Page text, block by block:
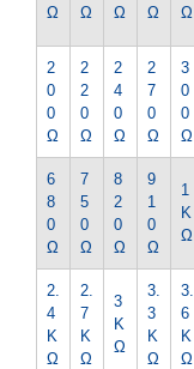
Ω
Ω
Ω
Ω
Ω
2
0
0
Ω
2
2
0
Ω
2
4
0
Ω
2
7
0
Ω
3
0
0
Ω
6
8
0
Ω
7
5
0
Ω
8
2
0
Ω
9
1
0
Ω
1
K
Ω
2.
4
K
Ω
2.
7
K
Ω
3
K
Ω
3.
3
K
Ω
3.
6
K
Ω